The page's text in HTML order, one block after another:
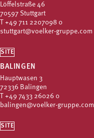
Löffelstraße 46
70597 Stuttgart
+49 711 2207098 0
stuttgart@voelker-gruppe.com
SITE
BALINGEN
Hauptwasen 3
72336 Balingen
+49 7433 26026 0
balingen@voelker-gruppe.com
SITE